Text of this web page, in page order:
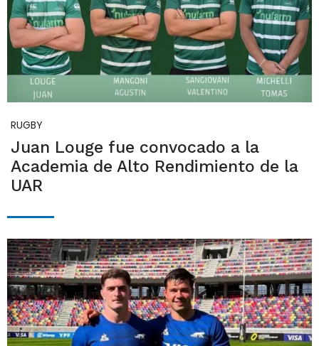
RUGBY
Juan Louge fue convocado a la
Academia de Alto Rendimiento de la
UAR